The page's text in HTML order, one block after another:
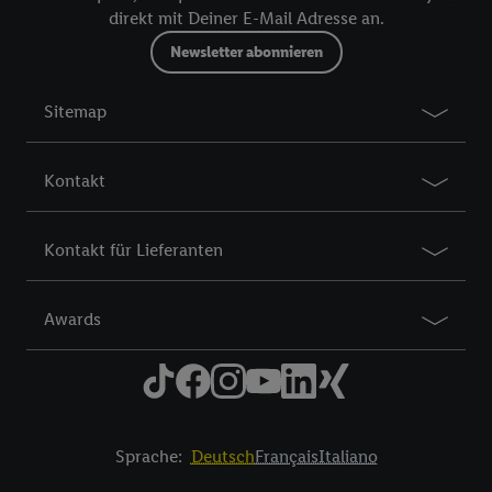
direkt mit Deiner E-Mail Adresse an.
Newsletter abonnieren
Sitemap
Kontakt
Kontakt für Lieferanten
Awards
Sprache: DeutschFrançaisItaliano
notredéclaration de confidentialité.Pour consulter les
mentions légales, c’est ici.